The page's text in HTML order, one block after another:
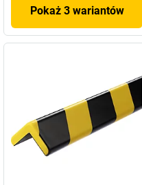
Pokaż 3 wariantów